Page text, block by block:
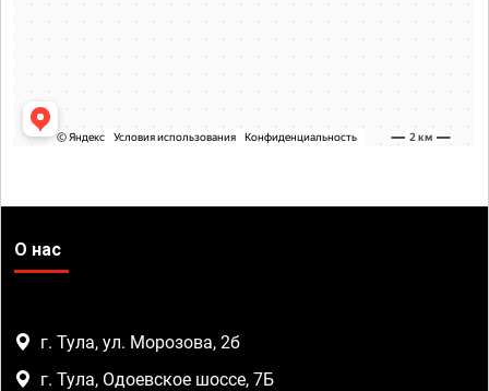
О нас
г. Тула, ул. Морозова, 2б
г. Тула, Одоевское шоссе, 7Б